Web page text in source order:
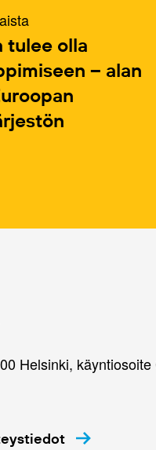
tulee olla
– alan
Helsinki,